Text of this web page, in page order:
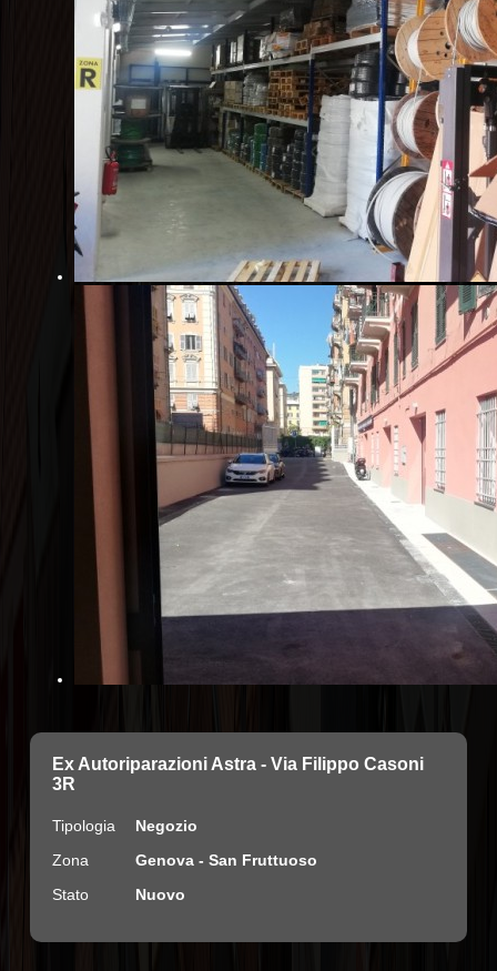
Ex Autoriparazioni Astra - Via Filippo Casoni
3R
Tipologia
Negozio
Zona
Genova - San Fruttuoso
Stato
Nuovo